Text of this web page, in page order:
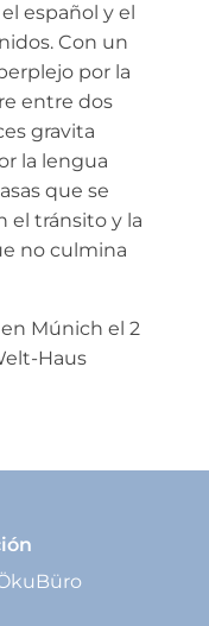
español y el
Con un
por la
entre dos
gravita
la lengua
que se
el tránsito y la
no culmina
Múnich el 2
Haus